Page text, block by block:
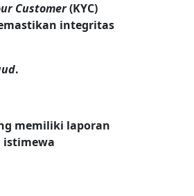
Customer(KYC)
integritas
.
memiliki laporan
istimewa